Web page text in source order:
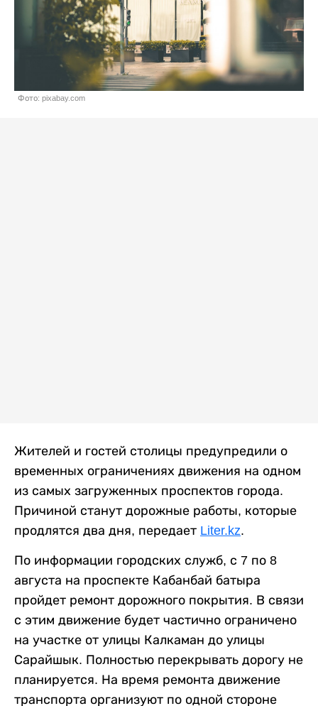
Фото: pixabay.com
Жителей и гостей столицы предупредили о
временных ограничениях движения на одном
из самых загруженных проспектов города.
Причиной станут дорожные работы, которые
продлятся два дня, передает Liter.kz.
По информации городских служб, с 7 по 8
августа на проспекте Кабанбай батыра
пройдет ремонт дорожного покрытия. В связи
с этим движение будет частично ограничено
на участке от улицы Калкаман до улицы
Сарайшык. Полностью перекрывать дорогу не
планируется. На время ремонта движение
транспорта организуют по одной стороне